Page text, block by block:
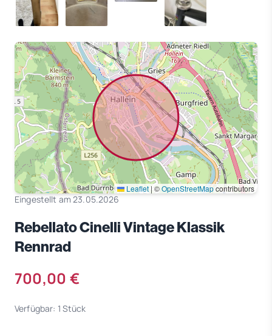
Leaflet | ©OpenStreetMapcontributors
Eingestellt am 23.05.2026
Rebellato Cinelli Vintage Klassik
Rennrad
700,00 €
Verfügbar: 1 Stück